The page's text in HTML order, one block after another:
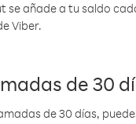
se añade a tu saldo
Viber.
de 30
de 30 días,